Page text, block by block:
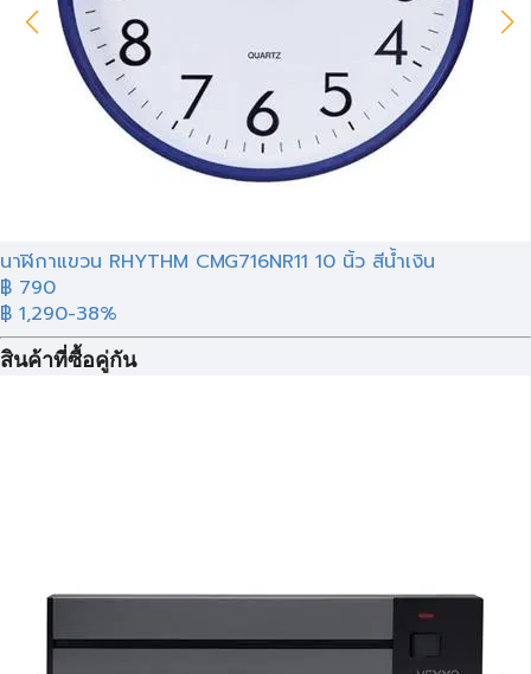
นาฬิกาแขวน RHYTHM CMG716NR11 10 นิ้ว สีน้ำเงิน
฿ 790
฿ 1,290-38%
สินค้าที่ซื้อคู่กัน